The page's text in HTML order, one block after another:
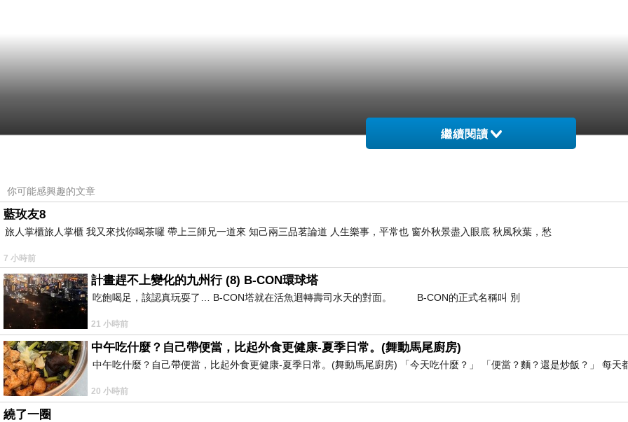
繼續閱讀
你可能感興趣的文章
藍玫友8
旅人掌櫃旅人掌櫃 我又來找你喝茶囉 帶上三師兄一道來 知己兩三品茗論道 人生樂事，平常也 窗外秋景盡入眼底 秋風秋葉，愁
7 小時前
計畫趕不上變化的九州行 (8) B-CON環球塔
吃飽喝足，該認真玩耍了… B-CON塔就在活魚迴轉壽司水天的對面。 B-CON的正式名稱叫 別
21 小時前
中午吃什麼？自己帶便當，比起外食更健康-夏季日常。(舞動馬尾廚房)
中午吃什麼？自己帶便當，比起外食更健康-夏季日常。(舞動馬尾廚房) 「今天吃什麼？」 「便當？麵？還是炒飯？」 每天
20 小時前
繞了一圈